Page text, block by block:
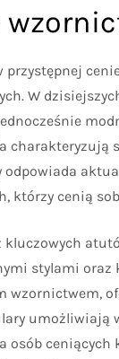
przystępnej
W
odpowiada
którzy cenią
kluczowych
stylami
wzornictwem,
umożliwiają
osób ceniących